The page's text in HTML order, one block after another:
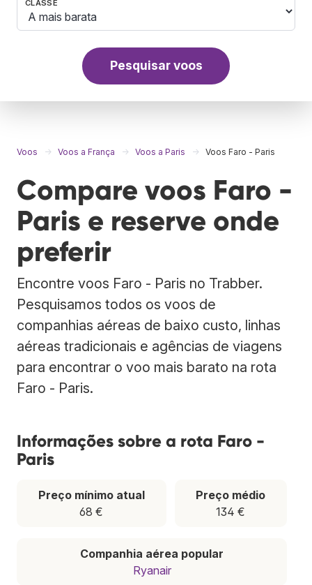
CLASSE
Pesquisar voos
Voos Voos a França Voos a Paris Voos Faro - Paris
Compare voos Faro -
Paris e reserve onde
preferir
Encontre voos Faro - Paris no Trabber.
Pesquisamos todos os voos de
companhias aéreas de baixo custo, linhas
aéreas tradicionais e agências de viagens
para encontrar o voo mais barato na rota
Faro - Paris.
Informações sobre a rota Faro -
Paris
Preço mínimo atual
68 €
Preço médio
134 €
Companhia aérea popular
Ryanair